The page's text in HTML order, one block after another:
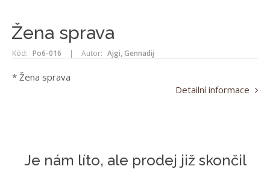
Žena sprava
Kód: Po6-016 | Autor: Ajgi, Gennadij
* Žena sprava
Detailní informace
Je nám líto, ale prodej již skončil